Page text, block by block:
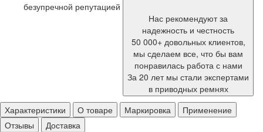
безупречной репутацией
Нас рекомендуют за
надежность и честность
50 000+ довольных клиентов,
мы сделаем все, что бы вам
понравилась работа с нами
За 20 лет мы стали экспертами
в приводных ремнях
Характеристики
О товаре Маркировка
Применение
Отзывы
Доставка